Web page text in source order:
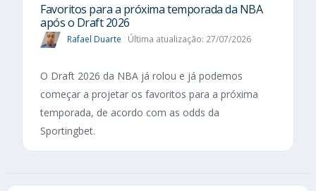
Favoritos para a próxima temporada da NBA
após o Draft 2026
Rafael Duarte Última atualização: 27/07/2026
O Draft 2026 da NBA já rolou e já podemos
começar a projetar os favoritos para a próxima
temporada, de acordo com as odds da
Sportingbet.